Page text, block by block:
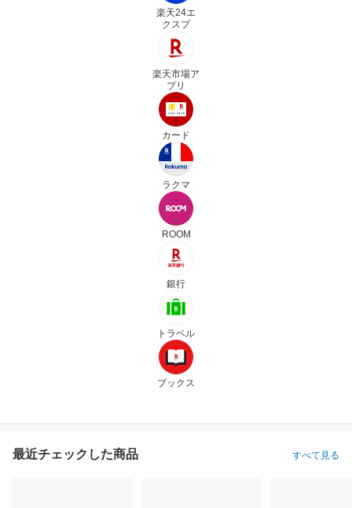
楽天24エ
クスプ
楽天市場ア
プリ
カード
ラクマ
ROOM
銀行
トラベル
ブックス
最近チェックした商品 すべて見る